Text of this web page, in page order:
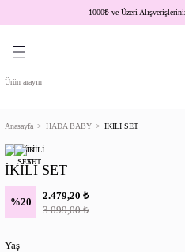
1000₺ve Üzeri
Anasayfa HADA BABY İKİLİ SET
İKİLİ SET
%20
2.479,20 ₺
3.099,00₺
Yaş